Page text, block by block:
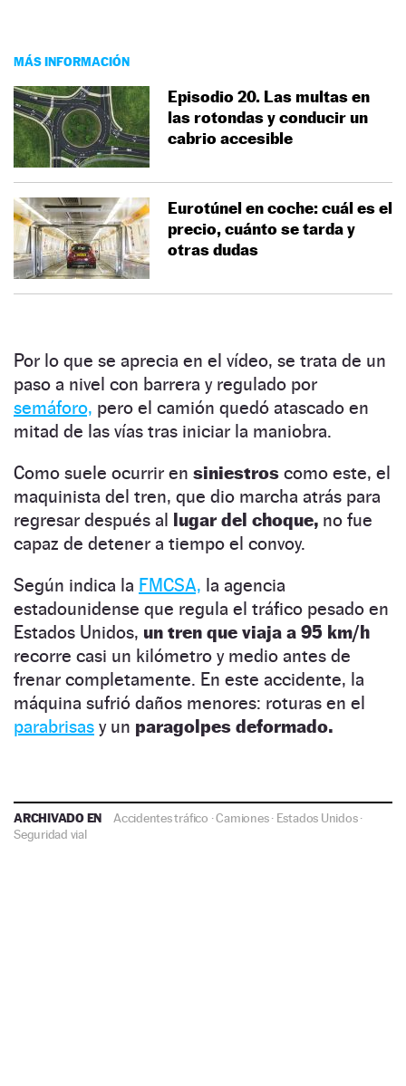
MÁS INFORMACIÓN
Episodio 20. Las multas en
las rotondas y conducir un
cabrio accesible
Eurotúnel en coche: cuál es el
precio, cuánto se tarda y
otras dudas
Por lo que se aprecia en el vídeo, se trata de un
paso a nivel con barrera y regulado por
semáforo, pero el camión quedó atascado en
mitad de las vías tras iniciar la maniobra.
Como suele ocurrir en siniestros como este, el
maquinista del tren, que dio marcha atrás para
regresar después al lugar del choque, no fue
capaz de detener a tiempo el convoy.
Según indica la FMCSA, la agencia
estadounidense que regula el tráfico pesado en
Estados Unidos, un tren que viaja a 95 km/h
recorre casi un kilómetro y medio antes de
frenar completamente. En este accidente, la
máquina sufrió daños menores: roturas en el
parabrisas y un paragolpes deformado.
ARCHIVADO EN Accidentes tráfico ·Camiones· Estados Unidos·
Seguridad vial